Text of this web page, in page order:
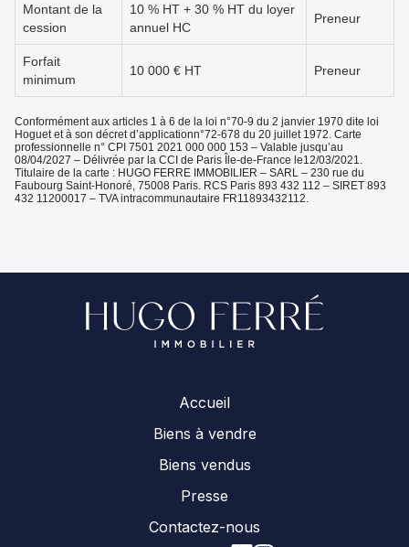
Montant de la
cession
10 % HT + 30 % HT du loyer
annuel HC
Preneur
Forfait
minimum
10 000 € HT Preneur
Conformément aux articles 1 à 6 de la loi n°70-9 du 2 janvier 1970 dite loi
Hoguet et à son décret d’applicationn°72-678 du 20 juillet 1972. Carte
professionnelle n° CPI 7501 2021 000 000 153 – Valable jusqu’au
08/04/2027 – Délivrée par la CCI de Paris Île-de-France le12/03/2021.
Titulaire de la carte : HUGO FERRE IMMOBILIER – SARL – 230 rue du
Faubourg Saint-Honoré, 75008 Paris. RCS Paris 893 432 112 – SIRET 893
432 11200017 – TVA intracommunautaire FR11893432112.
Accueil
Biens à vendre
Biens vendus
Presse
Contactez-nous